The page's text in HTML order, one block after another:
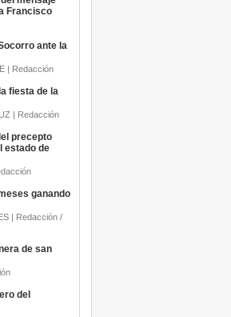
Francisco
ante la
| Redacción
fiesta de la
| Redacción
precepto
estado de
ganando
| Redacción /
de san
del